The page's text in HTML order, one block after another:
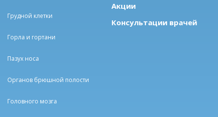
Грудной клетки
Горла и гортани
Пазух носа
Органов брюшной полости
Головного мозга
Акции
Консультации врачей